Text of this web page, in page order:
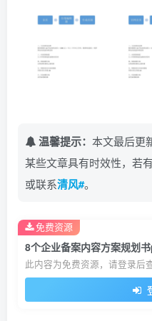
温馨提示： 本文最后更
某些文章具有时效性，若
或联系清风#。
8个企业备案内容方案规划
此内容为免费资源，请登录后
免费资源